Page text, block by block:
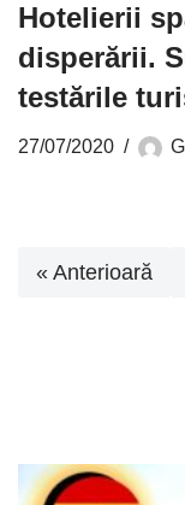
Hotelierii
disperării.
testările
27/07/2020
« Anterioară